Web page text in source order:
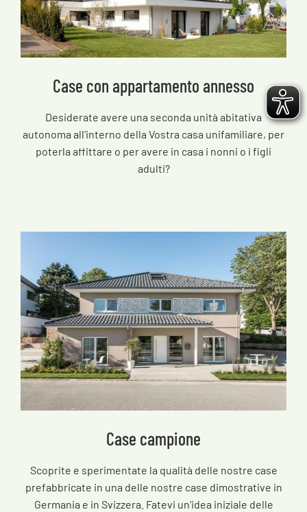
Case con appartamento annesso
Desiderate avere una seconda unità abitativa
autonoma all’interno della Vostra casa unifamiliare, per
poterla affittare o per avere in casa i nonni o i figli
adulti?
Case campione
Scoprite e sperimentate la qualità delle nostre case
prefabbricate in una delle nostre case dimostrative in
Germania e in Svizzera. Fatevi un’idea iniziale delle